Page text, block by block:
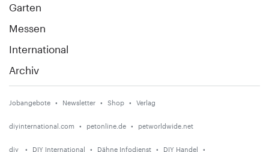
Garten
Messen
International
Archiv
Jobangebote Newsletter Shop Verlag
diyinternational.com petonline.de petworldwide.net
diy DIY International Dähne Infodienst DIY Handel